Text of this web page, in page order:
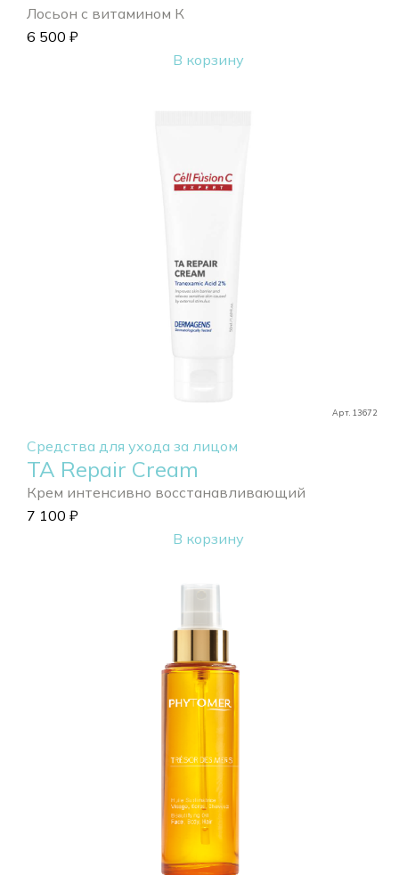
Лосьон с витамином К
6 500 ₽
В корзину
Арт. 13672
Средства для ухода за лицом
TA Repair Cream
Крем интенсивно восстанавливающий
7 100 ₽
В корзину